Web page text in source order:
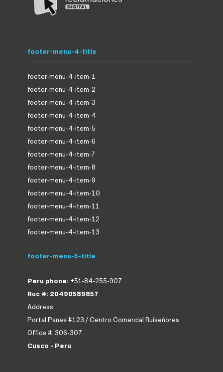
footer-menu-4-title
footer-menu-4-item-1
footer-menu-4-item-2
footer-menu-4-item-3
footer-menu-4-item-4
footer-menu-4-item-5
footer-menu-4-item-6
footer-menu-4-item-7
footer-menu-4-item-8
footer-menu-4-item-9
footer-menu-4-item-10
footer-menu-4-item-11
footer-menu-4-item-12
footer-menu-4-item-13
footer-menu-5-title
Peru phone: +51-84-255-907
Ruc #: 20490589857
Address:
Portal Panes #123 / Centro Comercial Ruiseñores
Office #: 306-307
Cusco - Peru